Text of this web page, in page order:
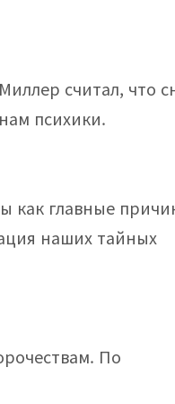
считал, что
психики.
как главные
наших тайных
По